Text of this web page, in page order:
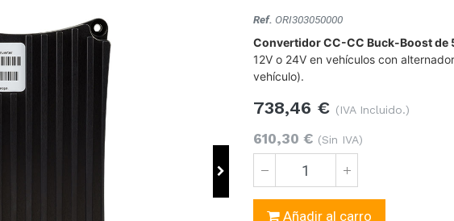
Ref. ORI303050000
Convertidor CC-CC Buck-Boost de
12V o 24V en vehículos con
vehículo).
738,46 € (IVA Incluido.)
610,30 € (Sin IVA)
Añadir al carro